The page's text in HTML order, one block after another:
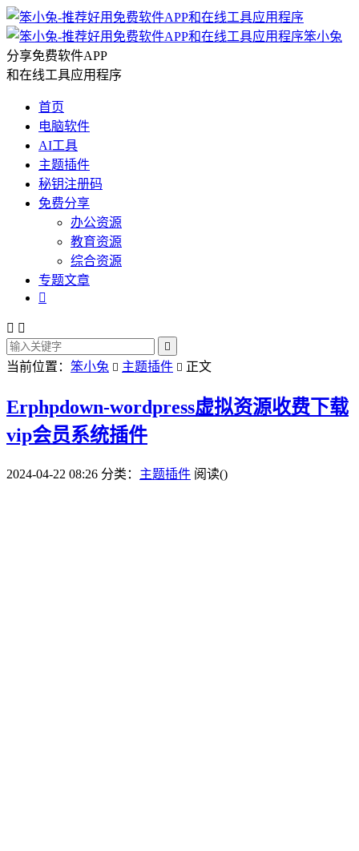
笨小兔
分享免费软件APP
和在线工具应用程序
首页
电脑软件
AI工具
主题插件
秘钥注册码
免费分享
办公资源
教育资源
综合资源
专题文章

 

当前位置： 笨小兔  主题插件  正文
Erphpdown-wordpress虚拟资源收费下载
vip会员系统插件
2024-04-22 08:26 分类： 主题插件 阅读()